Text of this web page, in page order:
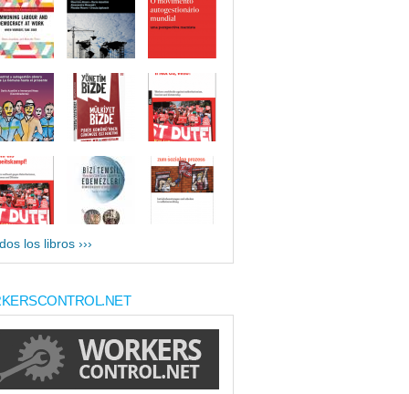
los libros ›››